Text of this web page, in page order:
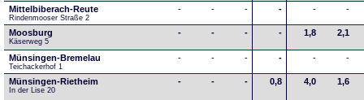
Mittelbiberach-Reute
Rindenmooser Straße 2
- - - - - -
Moosburg
Käserweg 5
- - - - 1,8 2,1
Münsingen-Bremelau
Teichackerhof 1
- - - - - -
Münsingen-Rietheim
In der Lise 20
- - - 0,8 4,0 1,6